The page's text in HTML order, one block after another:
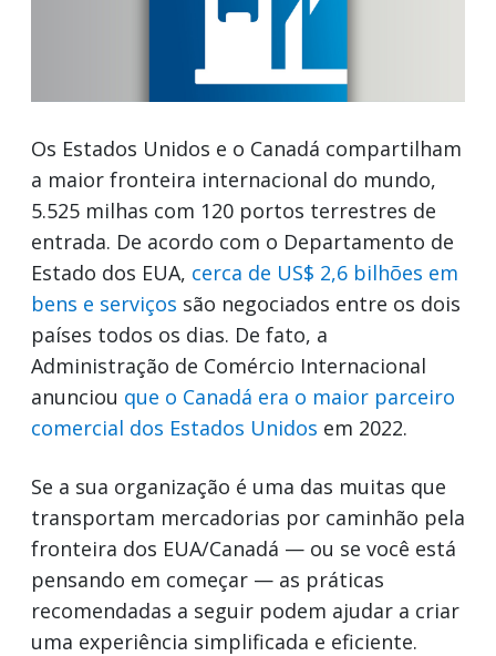
Os Estados Unidos e o Canadá compartilham
a maior fronteira internacional do mundo,
5.525 milhas com 120 portos terrestres de
entrada. De acordo com o Departamento de
Estado dos EUA, cerca de US$ 2,6 bilhões em
bens e serviços são negociados entre os dois
países todos os dias. De fato, a
Administração de Comércio Internacional
anunciou que o Canadá era o maior parceiro
comercial dos Estados Unidos em 2022.
Se a sua organização é uma das muitas que
transportam mercadorias por caminhão pela
fronteira dos EUA/Canadá — ou se você está
pensando em começar — as práticas
recomendadas a seguir podem ajudar a criar
uma experiência simplificada e eficiente.